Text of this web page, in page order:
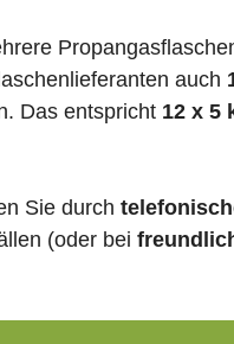
auch
Das entspricht 12 x 5
Sie durch
(oder bei